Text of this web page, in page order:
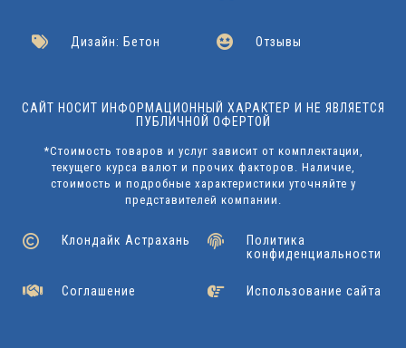
Дизайн: Бетон Отзывы
САЙТ НОСИТ ИНФОРМАЦИОННЫЙ ХАРАКТЕР И НЕ ЯВЛЯЕТСЯ
ПУБЛИЧНОЙ ОФЕРТОЙ
*Стоимость товаров и услуг зависит от комплектации,
текущего курса валют и прочих факторов. Наличие,
стоимость и подробные характеристики уточняйте у
представителей компании.
Клондайк Астрахань
Политика
конфиденциальности
Соглашение Использование сайта